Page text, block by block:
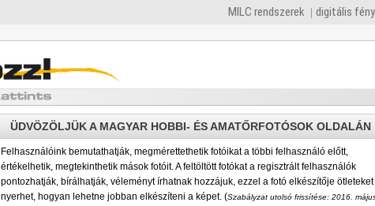
MILC rendszerek digitális
ÜDVÖZÖLJÜK A MAGYAR HOBBI- ÉS AMATŐRFOTÓSOK OLDALÁN
Felhasználóink bemutathatják, megmérettethetik fotóikat a többi felhasználó előtt,
értékelhetik, megtekinthetik mások fotóit. A feltöltött fotókat a regisztrált felhasználók
pontozhatják, bírálhatják, véleményt írhatnak hozzájuk, ezzel a fotó elkészítője ötleteket
nyerhet, hogyan lehetne jobban elkészíteni a képet. (Szabályzat utolsó frissítése: 2016.